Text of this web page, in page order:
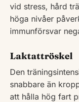
vid stress, hård
höga nivåer
immunförsvar
Laktattröskel
Den
snabbare än
att hålla hög fart